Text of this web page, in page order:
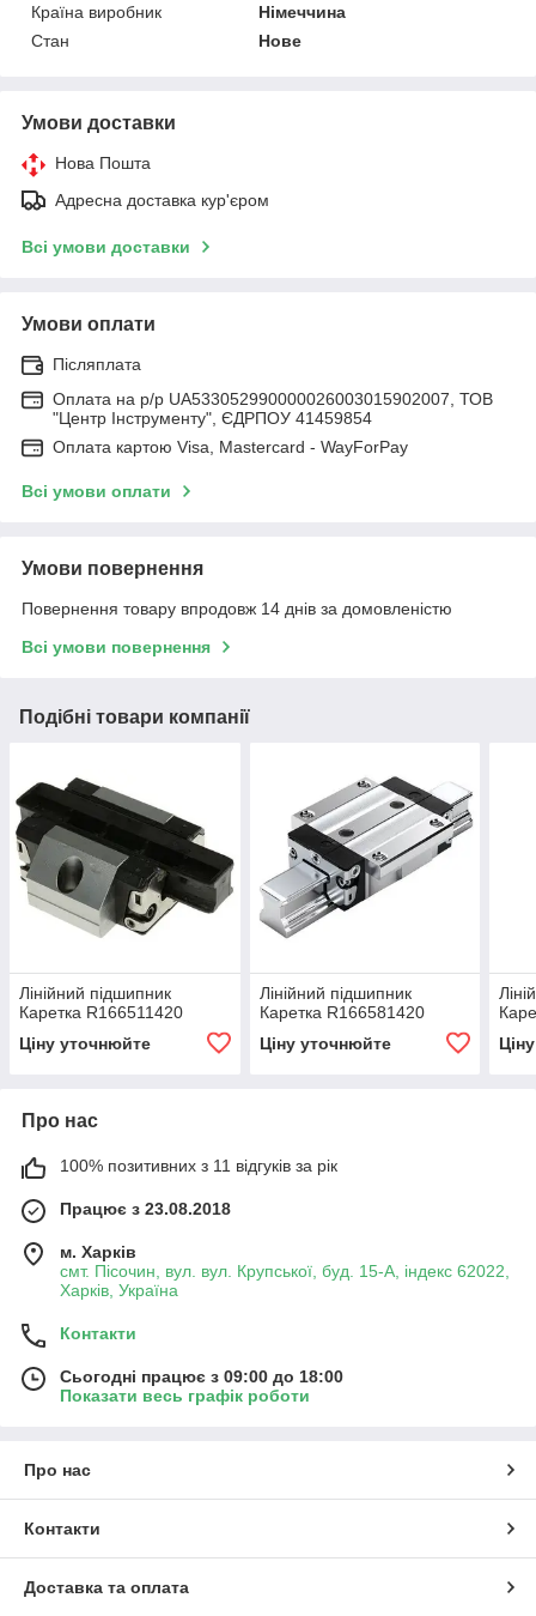
Країна виробник
Німеччина
Стан
Нове
Умови доставки
Нова Пошта
Адресна доставка кур'єром
Всі умови доставки
Умови оплати
Післяплата
Оплата на р/р UA533052990000026003015902007, ТОВ
"Центр Інструменту", ЄДРПОУ 41459854
Оплата картою Visa, Mastercard - WayForPay
Всі умови оплати
Умови повернення
Повернення товару впродовж 14 днів за домовленістю
Всі умови повернення
Подібні товари компанії
Лінійний підшипник
Каретка R166511420
Ціну уточнюйте
Лінійний підшипник
Каретка R166581420
Ціну уточнюйте
Про нас
100% позитивних з 11 відгуків за рік
Працює з 23.08.2018
м. Харків
смт. Пісочин, вул. вул. Крупської, буд. 15-А, індекс 62022,
Харків, Україна
Контакти
Сьогодні працює з 09:00 до 18:00
Показати весь графік роботи
Про нас
Контакти
Доставка та оплата